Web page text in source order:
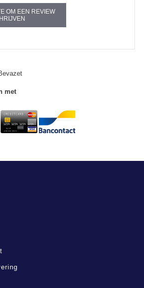
OM EEN REVIEW
met